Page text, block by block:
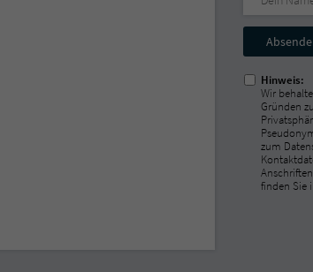
Nicht
ausfüllen!
Hinweis:
Wir
Gründen
zum
finden Sie